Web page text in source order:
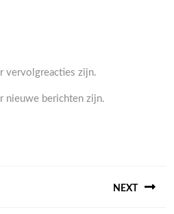
vervolgreacties zijn.
nieuwe berichten zijn.
NEXT